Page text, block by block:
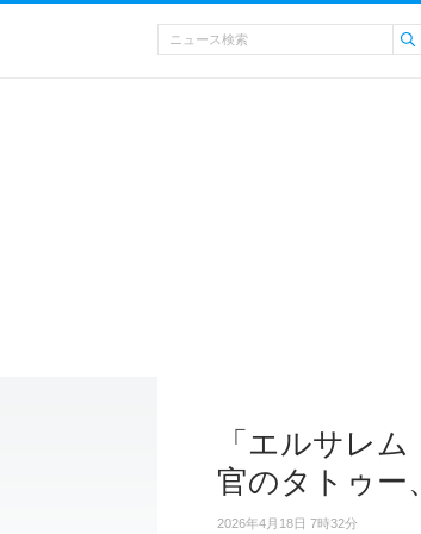
「エルサレ
官のタトゥー
2026年4月18日 7時32分